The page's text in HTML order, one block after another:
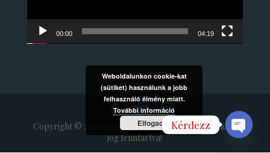
00:00 04:19
Copyright © 2010-2020 ORIASBUBOREK.HU Minden
jog fenntartva!
Weboldalunkon cookie-kat
(sütiket) használunk a jobb
felhasználó élmény miatt.
További információ
Elfogad Kérdezz